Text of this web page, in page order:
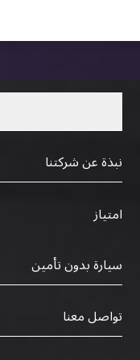
نبذة عن شركتنا
امتياز
سيارة بدون تأمين
تواصل معنا